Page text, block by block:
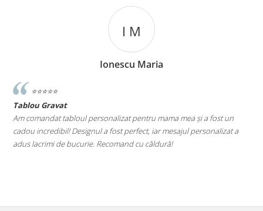
I M
Ionescu Maria
⭐️⭐️⭐️⭐️⭐️
Tablou Gravat
Am comandat tabloul personalizat pentru mama mea și a fost un
cadou incredibil! Designul a fost perfect, iar mesajul personalizat a
adus lacrimi de bucurie. Recomand cu căldură!